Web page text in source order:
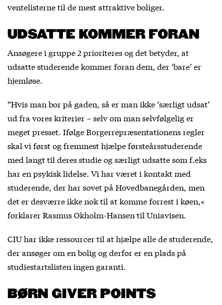
ventelisterne til de mest attraktive boliger.
UDSATTE KOMMER FORAN
Ansøgere i gruppe 2 prioriteres og det betyder, at
udsatte studerende kommer foran dem, der ‘bare’ er
hjemløse.
“Hvis man bor på gaden, så er man ikke ‘særligt udsat’
ud fra vores kriterier – selv om man selvfølgelig er
meget presset. Ifølge Borgerrepræsentationens regler
skal vi først og fremmest hjælpe førsteårsstuderende
med langt til deres studie og særligt udsatte som f.eks
har en psykisk lidelse. Vi har været i kontakt med
studerende, der har sovet på Hovedbanegården, men
det er desværre ikke nok til at komme forrest i køen,«
forklarer Rasmus Okholm-Hansen til Uniavisen.
CIU har ikke ressourcer til at hjælpe alle de studerende,
der ansøger om en bolig og derfor er en plads på
studiestartslisten ingen garanti.
BØRN GIVER POINTS